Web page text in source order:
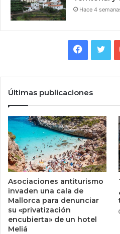
Hace 4
Últimas publicaciones
Asociaciones antiturismo
invaden una cala de
Mallorca para denunciar
su «privatización
encubierta» de un hotel
Meliá